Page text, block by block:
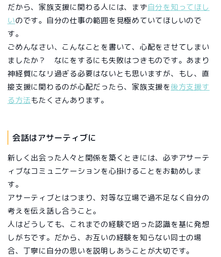
だから、家族支援に関わる人には、まず自分を知ってほし
いのです。自分の仕事の範囲を見極めていてほしいので
す。
ごめんなさい、こんなことを書いて、心配をさせてしまい
ましたか？ なにをするにも失敗はつきものです。あまり
神経質になリ過ぎる必要はないとも思いますが、もし、直
接支援に関わるのが心配だったら、家族支援を後方支援す
る方法もたくさんあります。
会話はアサーティブに
新しく出会った人々と関係を築くときには、必ずアサーテ
ィブなコミュニケーションを心掛けることをお勧めしま
す。
アサーティブとはつまり、対等な立場で過不足なく自分の
考えを伝え話し合うこと。
人はどうしても、これまでの経験で培った認識を基に発想
しがちです。だから、お互いの経験を知らない同士の場
合、丁寧に自分の思いを説明しあうことが大切です。